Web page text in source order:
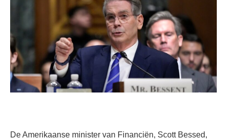
De Amerikaanse minister van Financiën, Scott Bessed,